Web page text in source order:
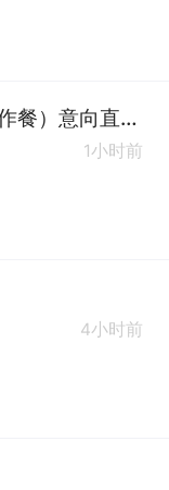
产品清洗 去毛刺（节日福利+工作餐）意向直接电话联系
1小时前
4小时前